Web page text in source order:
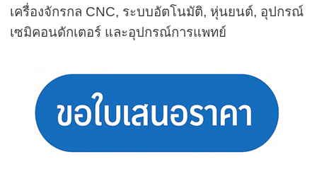
เครื่องจักรกล CNC, ระบบอัตโนมัติ, หุ่นยนต์, อุปกรณ์
เซมิคอนดักเตอร์ และอุปกรณ์การแพทย์